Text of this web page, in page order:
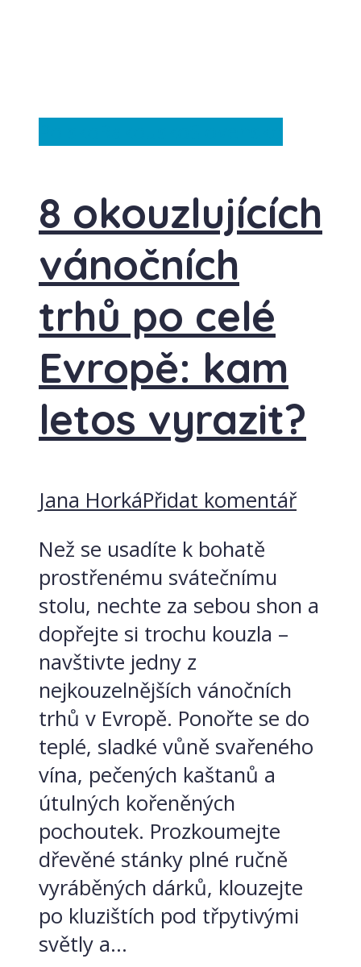
8 okouzlujících
vánočních
trhů po celé
Evropě: kam
letos vyrazit?
Jana HorkáPřidat komentář
Než se usadíte k bohatě
prostřenému svátečnímu
stolu, nechte za sebou shon a
dopřejte si trochu kouzla –
navštivte jedny z
nejkouzelnějších vánočních
trhů v Evropě. Ponořte se do
teplé, sladké vůně svařeného
vína, pečených kaštanů a
útulných kořeněných
pochoutek. Prozkoumejte
dřevěné stánky plné ručně
vyráběných dárků, klouzejte
po kluzištích pod třpytivými
světly a...